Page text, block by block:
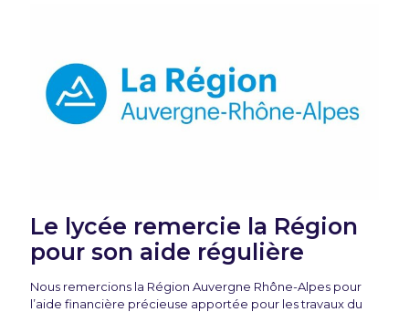
Le lycée remercie la Région
pour son aide régulière
Nous remercions la Région Auvergne Rhône-Alpes pour
l’aide financière précieuse apportée pour les travaux du